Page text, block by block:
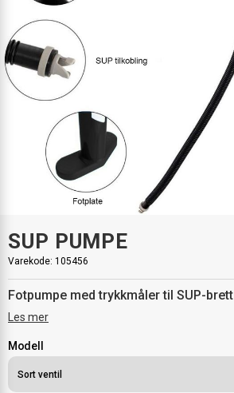
SUP PUMPE
Varekode: 105456
Fotpumpe med trykkmåler til SUP-brett
Les mer
Modell